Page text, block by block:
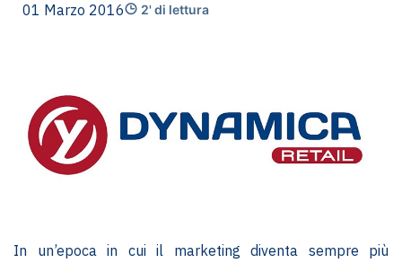
01 Marzo 2016 2' di lettura
In un’epoca in cui il marketing diventa sempre più